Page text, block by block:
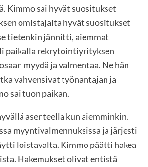
Kimmo sai hyvät suositukset
omistajalta hyvät suositukset
tietenkin jännitti, aiemmat
paikalla rekrytointiyrityksen
myydä ja valmentaa. Ne hän
vahvensivat työnantajan ja
sai tuon paikan.
asenteella kun aiemminkin.
myyntivalmennuksissa ja järjesti
loistavalta. Kimmo päätti hakea
Hakemukset olivat entistä